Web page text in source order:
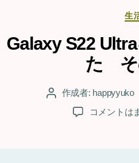
生
Galaxy S22
た
投 作成者: happyyuko
Galaxy
コメントは